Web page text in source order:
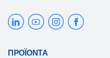
ΠΡΟΪΌΝΤΑ